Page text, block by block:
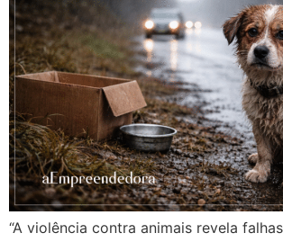
“A violência contra animais revela